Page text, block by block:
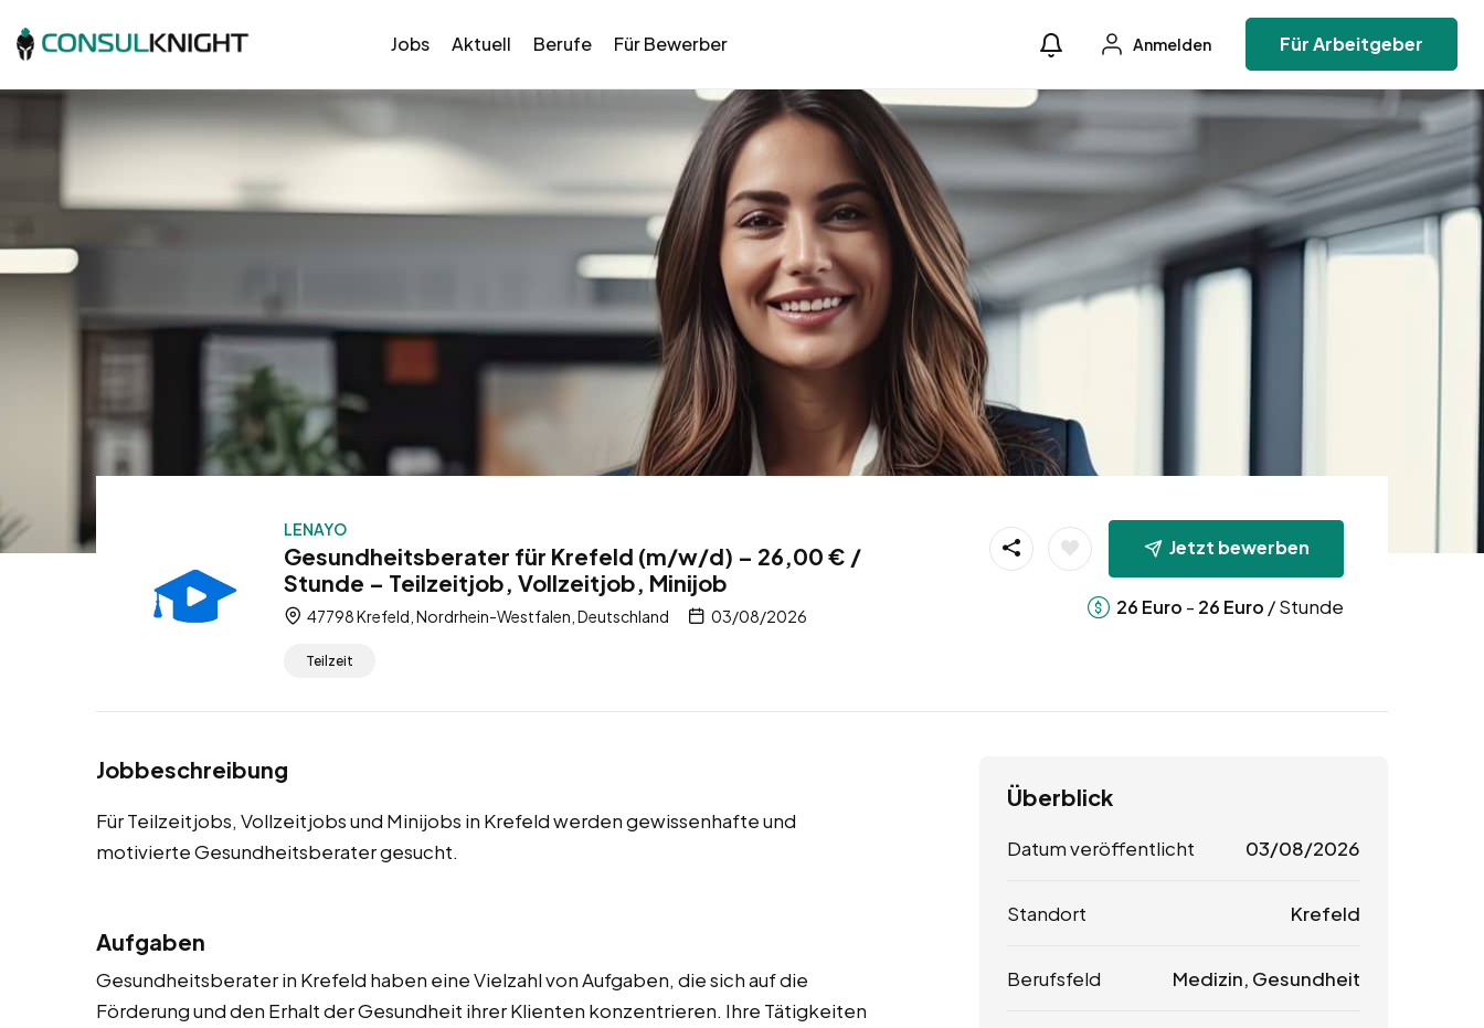
Jobs Aktuell Berufe Für Bewerber Anmelden Für Arbeitgeber
LENAYO
Gesundheitsberater für Krefeld (m/w/d) – 26,00 € /
Stunde – Teilzeitjob, Vollzeitjob, Minijob
47798 Krefeld, Nordrhein-Westfalen, Deutschland 03/08/2026
Teilzeit
Jetzt bewerben
26 Euro - 26 Euro / Stunde
Jobbeschreibung
Für Teilzeitjobs, Vollzeitjobs und Minijobs in Krefeld werden gewissenhafte und
motivierte Gesundheitsberater gesucht.
Aufgaben
Gesundheitsberater in Krefeld haben eine Vielzahl von Aufgaben, die sich auf die
Förderung und den Erhalt der Gesundheit ihrer Klienten konzentrieren. Ihre Tätigkeiten
Überblick
Datum veröffentlicht 03/08/2026
Standort Krefeld
Berufsfeld Medizin, Gesundheit